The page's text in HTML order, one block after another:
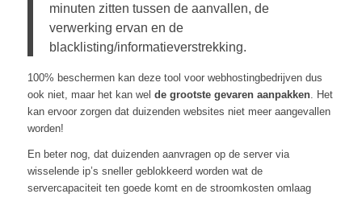
minuten zitten tussen de aanvallen, de
verwerking ervan en de
blacklisting/informatieverstrekking.
100% beschermen kan deze tool voor webhostingbedrijven dus
ook niet, maar het kan wel de grootste gevaren aanpakken. Het
kan ervoor zorgen dat duizenden websites niet meer aangevallen
worden!
En beter nog, dat duizenden aanvragen op de server via
wisselende ip’s sneller geblokkeerd worden wat de
servercapaciteit ten goede komt en de stroomkosten omlaag